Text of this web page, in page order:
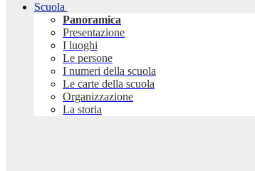
Scuola
Panoramica
Presentazione
I luoghi
Le persone
I numeri della scuola
Le carte della scuola
Organizzazione
La storia